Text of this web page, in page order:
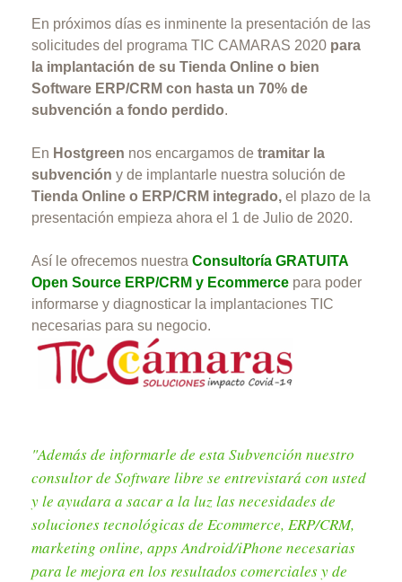
En próximos días es inminente la presentación de las
solicitudes del programa TIC CAMARAS 2020 para
la implantación de su Tienda Online o bien
Software ERP/CRM con hasta un 70% de
subvención a fondo perdido.
En Hostgreen nos encargamos de tramitar la
subvención y de implantarle nuestra solución de
Tienda Online o ERP/CRM integrado, el plazo de la
presentación empieza ahora el 1 de Julio de 2020.
Así le ofrecemos nuestra Consultoría GRATUITA
Open Source ERP/CRM y Ecommerce para poder
informarse y diagnosticar la implantaciones TIC
necesarias para su negocio.
"Además de informarle de esta Subvención nuestro
consultor de Software libre se entrevistará con usted
y le ayudara a sacar a la luz las necesidades de
soluciones tecnológicas de Ecommerce, ERP/CRM,
marketing online, apps Android/iPhone necesarias
para le mejora en los resultados comerciales y de